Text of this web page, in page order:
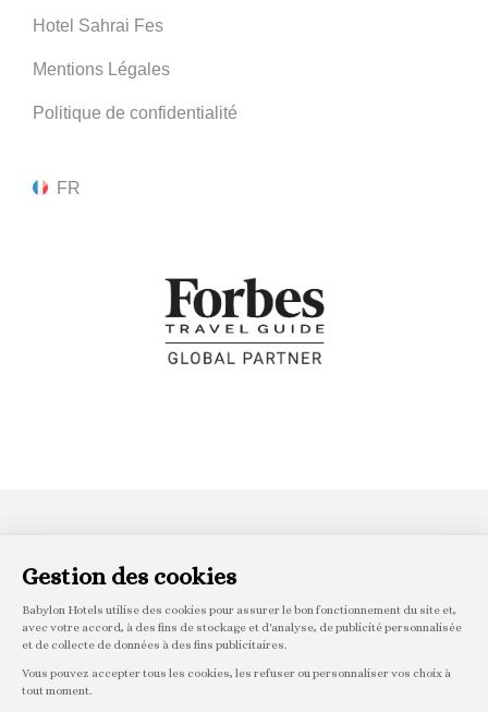
Hotel Sahrai Fes
Mentions Légales
Politique de confidentialité
FR